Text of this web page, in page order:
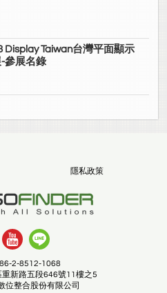
Display Taiwan台灣平面顯示
參展名錄
隱私政策
2-8512-1068
新路五段646號11樓之5
位整合股份有限公司